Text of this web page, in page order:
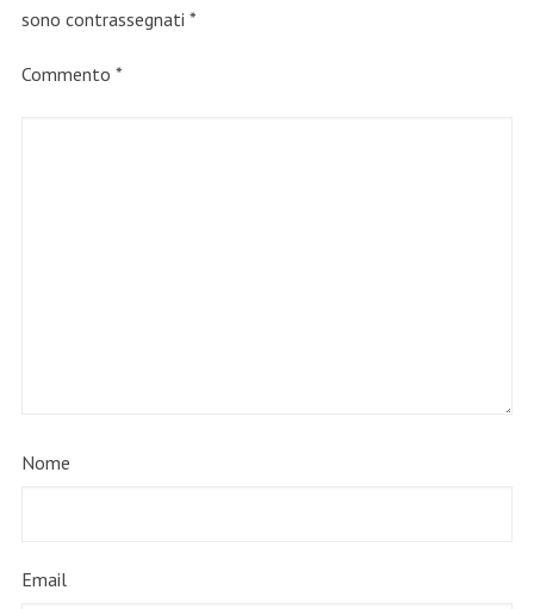
sono contrassegnati *
Commento *
Nome
Email